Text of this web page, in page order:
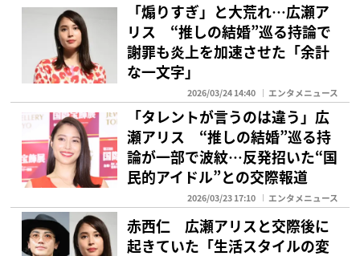
「煽りすぎ」と大荒れ…広瀬ア
リス “推しの結婚”巡る持論で
謝罪も炎上を加速させた「余計
な一文字」
2026/03/24 14:40 エンタメニュース
「タレントが言うのは違う」広
瀬アリス “推しの結婚”巡る持
論が一部で波紋…反発招いた“国
民的アイドル”との交際報道
2026/03/23 17:10 エンタメニュース
赤西仁 広瀬アリスと交際後に
起きていた「生活スタイルの変